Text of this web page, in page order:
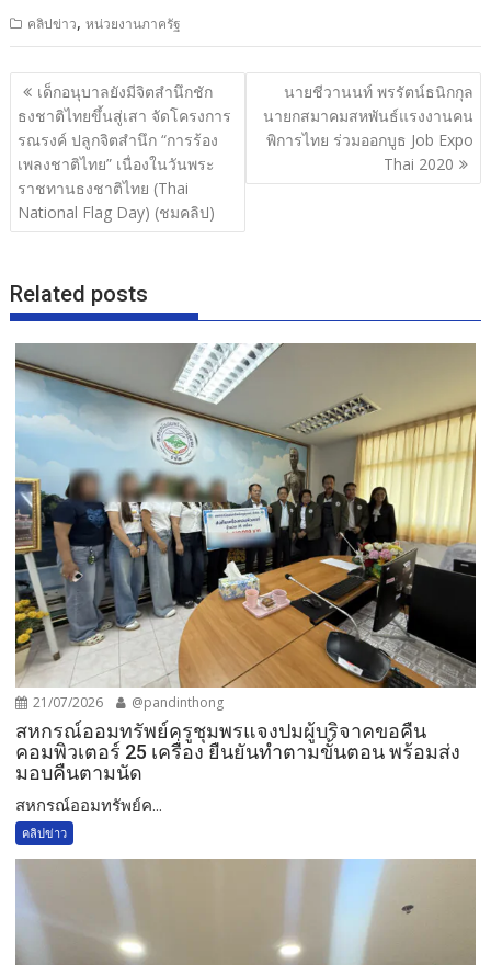
e
b
o
o
k
itt
er
e ar
e
คลิปข่าว,หน่วยงานภาครัฐ
แนะแนว
เรื่อง
เด็กอนุบาลยังมีจิตสำนึกชัก
ธงชาติไทยขึ้นสู่เสา จัดโครงการ
รณรงค์ ปลูกจิตสำนึก “การร้อง
เพลงชาติไทย” เนื่องในวันพระ
ราชทานธงชาติไทย (Thai
National Flag Day) (ชมคลิป)
นายชีวานนท์ พรรัตน์ธนิกกุล
นายกสมาคมสหพันธ์แรงงานคน
พิการไทย ร่วมออกบูธ Job Expo
Thai 2020
Related posts
21/07/2026 @pandinthong
สหกรณ์ออมทรัพย์ครูชุมพรแจงปมผู้บริจาคขอคืน
คอมพิวเตอร์ 25 เครื่อง ยืนยันทำตามขั้นตอน พร้อมส่ง
มอบคืนตามนัด
สหกรณ์ออมทรัพย์ค...
คลิปข่าว